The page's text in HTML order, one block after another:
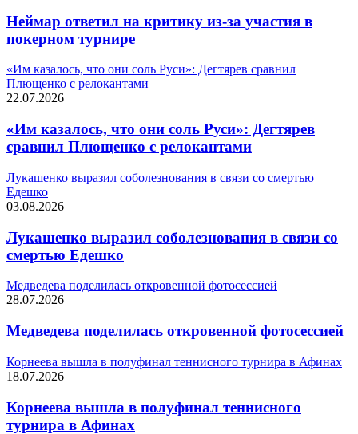
Неймар ответил на критику из-за участия в
покерном турнире
«Им казалось, что они соль Руси»: Дегтярев сравнил
Плющенко с релокантами
22.07.2026
«Им казалось, что они соль Руси»: Дегтярев
сравнил Плющенко с релокантами
Лукашенко выразил соболезнования в связи со смертью
Едешко
03.08.2026
Лукашенко выразил соболезнования в связи со
смертью Едешко
Медведева поделилась откровенной фотосессией
28.07.2026
Медведева поделилась откровенной фотосессией
Корнеева вышла в полуфинал теннисного турнира в Афинах
18.07.2026
Корнеева вышла в полуфинал теннисного
турнира в Афинах